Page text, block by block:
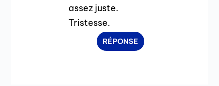
assez juste.
Tristesse.
RÉPONSE